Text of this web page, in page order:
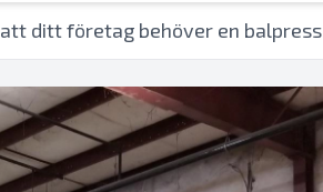
ditt företag behöver en balpress